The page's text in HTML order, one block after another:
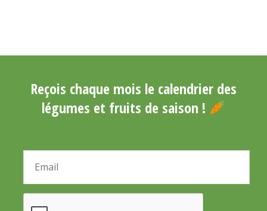
Reçois chaque mois le calendrier des
légumes et fruits de saison !